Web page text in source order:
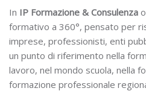
In IP Formazione & Consulenza
formativo a 360°, pensato per
imprese, professionisti, enti
un punto di riferimento nella
lavoro, nel mondo scuola, nella
formazione professionale